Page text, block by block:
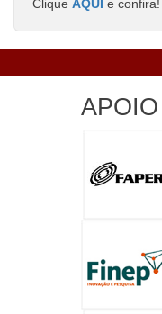
Clique AQUI e confira!